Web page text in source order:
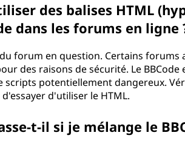
des balises HTML
dans les forums en ligne
forum en question. Certains forums
des raisons de sécurité. Le
scripts potentiellement dangereux.
d'utiliser le HTML.
t-il si je mélange le